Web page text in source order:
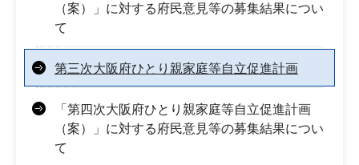
（案）」に対する府民意見等の募集結果につい
て
第三次大阪府ひとり親家庭等自立促進計画
「第四次大阪府ひとり親家庭等自立促進計画
（案）」に対する府民意見等の募集結果につい
て